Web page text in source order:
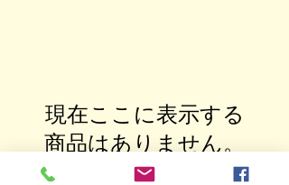
現在ここに表示する
商品はありません。